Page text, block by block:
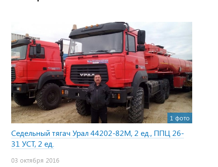
1 фото
Седельный тягач Урал 44202-82М, 2 ед., ППЦ 26-
31 УСТ, 2 ед.
03 октября 2016